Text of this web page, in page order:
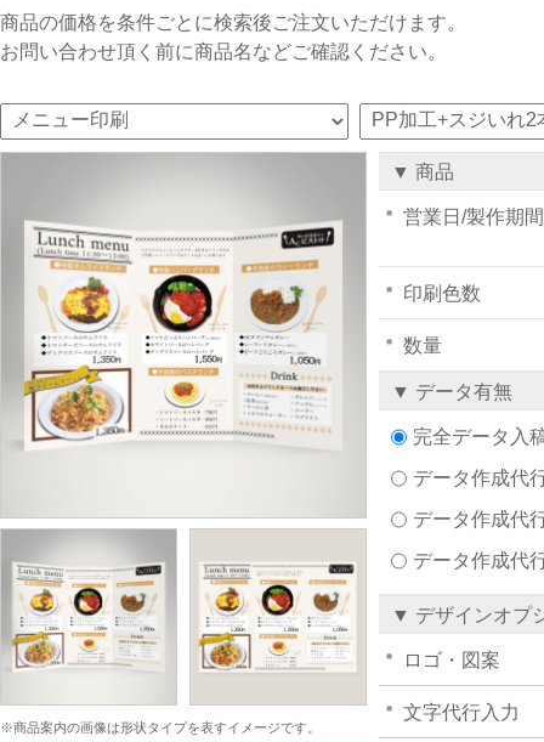
商品の価格を条件ごとに検索後ご注文いただけます。
お問い合わせ頂く前に商品名などご確認ください。
※商品案内の画像は形状タイプを表すイメージです。
▼ 商品
営業日/製作期間
印刷色数
数量
▼ データ有無
完全データ入
データ作成代
データ作成代
データ作成代
▼ デザインオプ
ロゴ・図案
文字代行入力